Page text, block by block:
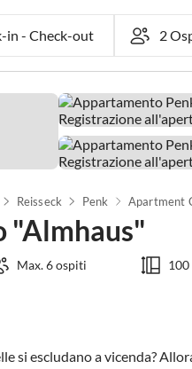
- Check-out
Reisseck Penk
"Almhaus"
Max. 6 ospiti 100
si escludano a vicenda?